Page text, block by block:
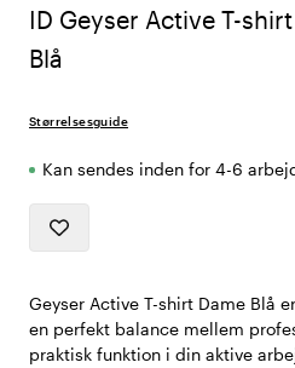
ID Geyser Active T-
Blå
Størrelsesguide
Kan sendes inden for 4-6
Geyser Active T-shirt Dame Blå
en perfekt balance mellem
praktisk funktion i din aktive